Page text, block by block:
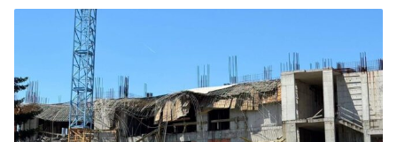
kakva je sudbina studenata koji su uložili godine i novac u
bezvrijedne indekse? Odlukom Kantonalnog suda u […]